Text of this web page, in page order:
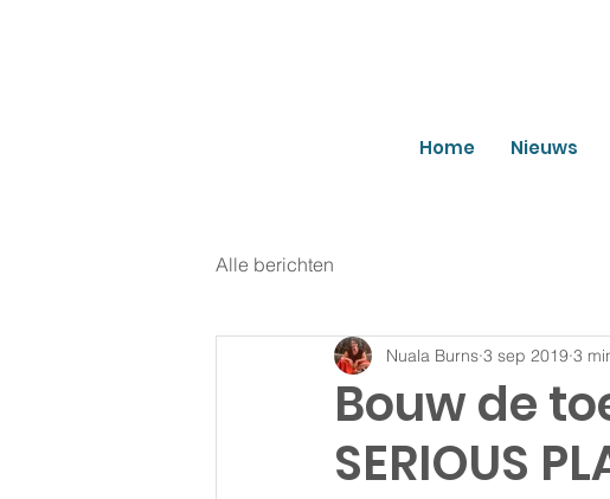
Home Nieuws
Alle berichten
Bouw de
SERIOUS
Nuala Burns 3 sep 2019 3